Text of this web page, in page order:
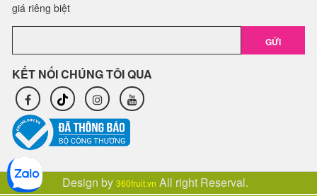
giá riêng biệt
GỬI
KẾT NỐI CHÚNG TÔI QUA
Design by 360fruit.vn All right Reserval.